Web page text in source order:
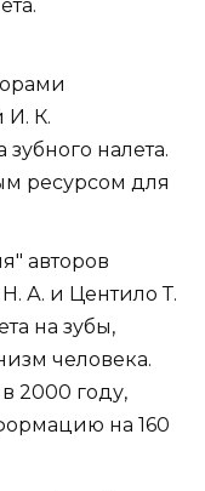
К.
налета.
ресурсом для
авторов
А. и Центило Т.
на зубы,
человека.
2000 году,
на 160